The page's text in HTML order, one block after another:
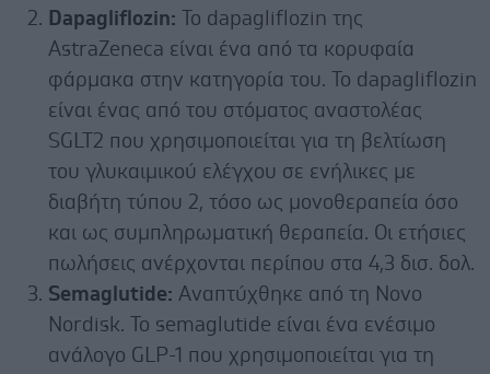
Dapagliflozin: Το dapagliflozin της
AstraZeneca είναι ένα από τα κορυφαία
φάρμακα στην κατηγορία του. Το dapagliflozin
είναι ένας από του στόματος αναστολέας
SGLT2 που χρησιμοποιείται για τη βελτίωση
του γλυκαιμικού ελέγχου σε ενήλικες με
διαβήτη τύπου 2, τόσο ως μονοθεραπεία όσο
και ως συμπληρωματική θεραπεία. Οι ετήσιες
πωλήσεις ανέρχονται περίπου στα 4,3 δισ. δολ.
Semaglutide: Αναπτύχθηκε από τη Novo
Nordisk. Το semaglutide είναι ένα ενέσιμο
ανάλογο GLP-1 που χρησιμοποιείται για τη